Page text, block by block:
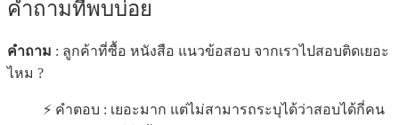
คำถามที่พบบ่อย
คำถาม : ลูกค้าที่ซื้อ หนังสือ แนวข้อสอบ จากเราไปสอบติดเยอะ
ไหม ?
⚡ คำตอบ : เยอะมาก แต่ไม่สามารถระบุได้ว่าสอบได้กี่คน